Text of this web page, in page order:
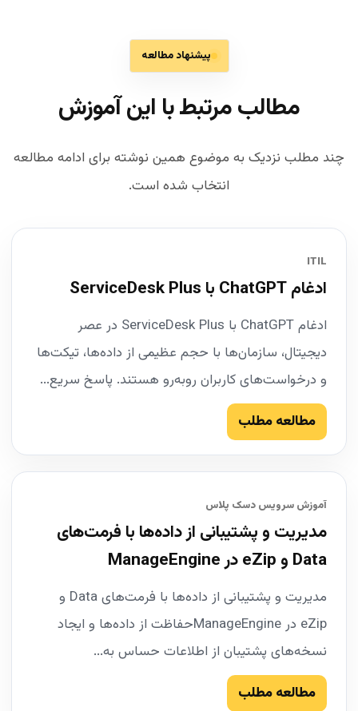
پیشنهاد مطالعه
مطالب مرتبط با این آموزش
چند مطلب نزدیک به موضوع همین نوشته برای ادامه مطالعه
انتخاب شده است.
ITIL
ادغام ChatGPT با ServiceDesk Plus
ادغام ChatGPT با ServiceDesk Plus در عصر
دیجیتال، سازمان‌ها با حجم عظیمی از داده‌ها، تیکت‌ها
و درخواست‌های کاربران روبه‌رو هستند. پاسخ سریع...
مطالعه مطلب
آموزش سرویس دسک پلاس
مدیریت و پشتیبانی از داده‌ها با فرمت‌های
Data و eZip در ManageEngine
مدیریت و پشتیبانی از داده‌ها با فرمت‌های Data و
eZip در ManageEngineحفاظت از داده‌ها و ایجاد
نسخه‌های پشتیبان از اطلاعات حساس به...
مطالعه مطلب